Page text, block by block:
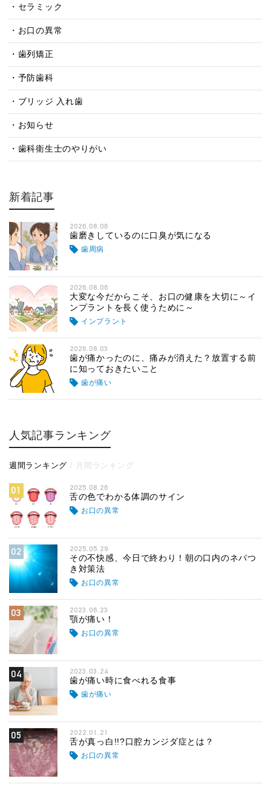
セラミック
お口の異常
歯列矯正
予防歯科
ブリッジ 入れ歯
お知らせ
歯科衛生士のやりがい
新着記事
2026.08.06
歯磨きしているのに口臭が気になる
歯周病
2026.08.06
大変な今だからこそ、お口の健康を大切に～イ
ンプラントを長く使うために～
インプラント
2026.08.03
歯が痛かったのに、痛みが消えた？放置する前
に知っておきたいこと
歯が痛い
人気記事ランキング
週間ランキング 月間ランキング
01 2025.08.26
舌の色でわかる体調のサイン
お口の異常
02 2025.05.29
その不快感、今日で終わり！朝の口内のネバつ
き対策法
お口の異常
03 2023.06.23
顎が痛い！
お口の異常
04 2023.03.24
歯が痛い時に食べれる食事
歯が痛い
05 2022.01.21
舌が真っ白!!?口腔カンジダ症とは？
お口の異常